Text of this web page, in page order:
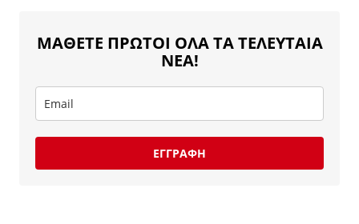
ΜΑΘΕΤΕ ΠΡΩΤΟΙ ΟΛΑ ΤΑ ΤΕΛΕΥΤΑΙΑ
ΝΕΑ!
ΕΓΓΡΑΦΗ